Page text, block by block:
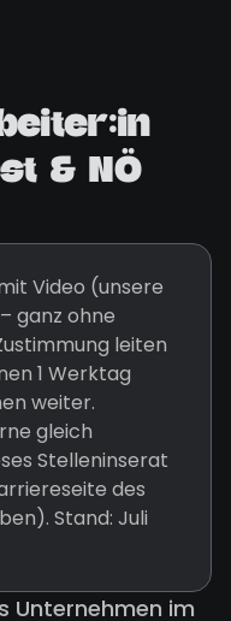
& NÖ
Video (unsere
ganz ohne
leiten
1 Werktag
weiter.
gleich
Stelleninserat
des
Stand: Juli
Unternehmen im